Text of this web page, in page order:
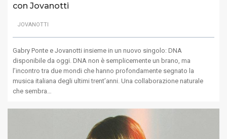
con Jovanotti
JOVANOTTI
Gabry Ponte e Jovanotti insieme in un nuovo singolo: DNA
disponibile da oggi. DNA non è semplicemente un brano, ma
l’incontro tra due mondi che hanno profondamente segnato la
musica italiana degli ultimi trent’anni. Una collaborazione naturale
che sembra…